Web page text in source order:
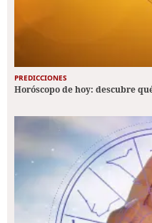
PREDICCIONES
Horóscopo de hoy: descubre